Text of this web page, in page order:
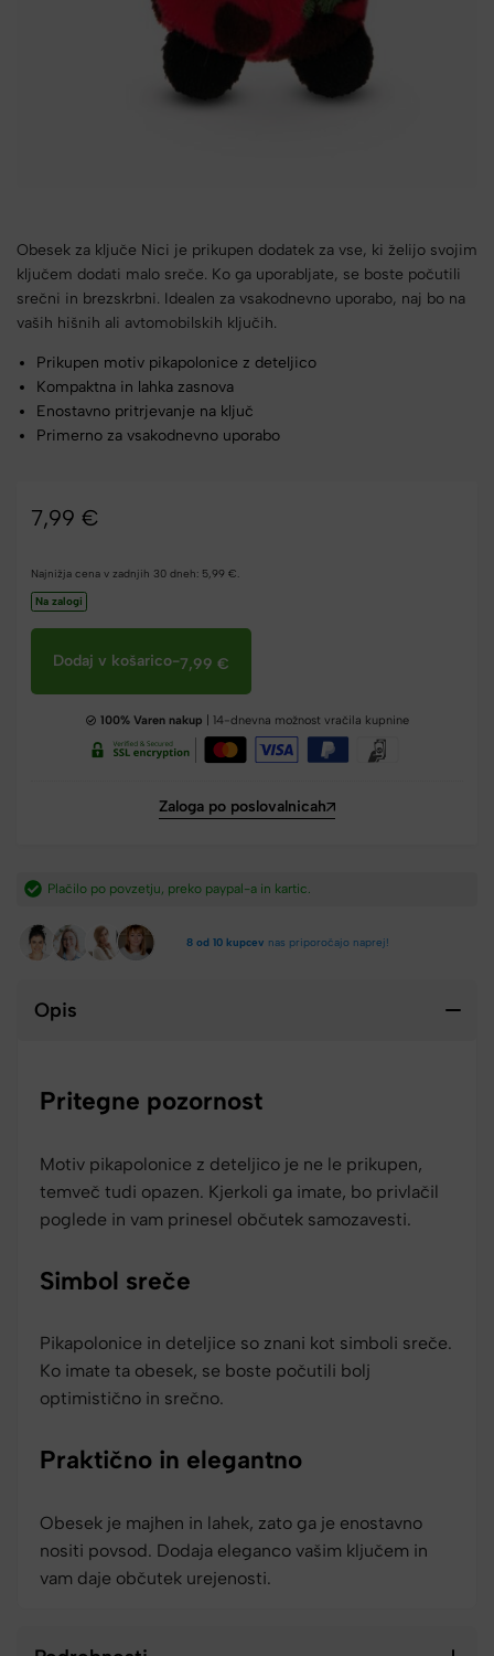
Obesek za ključe Nici je prikupen dodatek za vse, ki želijo svojim
ključem dodati malo sreče. Ko ga uporabljate, se boste počutili
srečni in brezskrbni. Idealen za vsakodnevno uporabo, naj bo na
vaših hišnih ali avtomobilskih ključih.
Prikupen motiv pikapolonice z deteljico
Kompaktna in lahka zasnova
Enostavno pritrjevanje na ključ
Primerno za vsakodnevno uporabo
7,99 €
Najnižja cena v zadnjih 30 dneh: 5,99 €
Na zalogi
Dodaj v košarico-7,99 €
100% Varen nakup | 14-dnevna možnost vračila kupnine
Zaloga po poslovalnicah
Plačilo po povzetju, preko paypal-a in kartic.​
8 od 10 kupcev nas priporočajo naprej!
Opis
Pritegne pozornost
Motiv pikapolonice z deteljico je ne le prikupen,
temveč tudi opazen. Kjerkoli ga imate, bo privlačil
poglede in vam prinesel občutek samozavesti.
Simbol sreče
Pikapolonice in deteljice so znani kot simboli sreče.
Ko imate ta obesek, se boste počutili bolj
optimistično in srečno.
Praktično in elegantno
Obesek je majhen in lahek, zato ga je enostavno
nositi povsod. Dodaja eleganco vašim ključem in
vam daje občutek urejenosti.